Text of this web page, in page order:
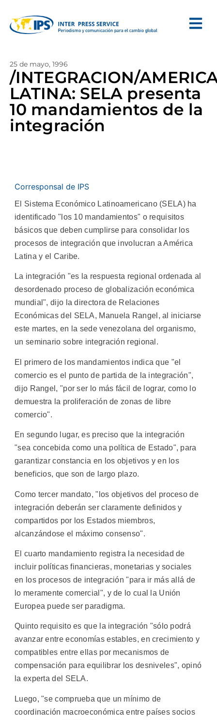
25 de mayo, 1996
/INTEGRACION/
LATINA: SELA presenta
10 mandamientos de la
integración
Corresponsal de IPS
El Sistema Económico Latinoamericano (SELA) ha
identificado "los 10 mandamientos" o requisitos
básicos que deben cumplirse para consolidar los
procesos de integración que involucran a América
Latina y el Caribe.
La integración "es la respuesta regional ordenada al
desordenado proceso de globalización económica
mundial", dijo la directora de Relaciones
Económicas del SELA, Manuela Rangel, al iniciarse
este martes, en la sede venezolana del organismo,
un seminario sobre integración regional.
El primero de los mandamientos indica que "el
comercio es el punto de partida de la integración",
dijo Rangel, "por ser lo más fácil de lograr, como lo
demuestra la proliferación de zonas de libre
comercio".
En segundo lugar, es preciso que la integración
"sea concebida como una política de Estado", para
garantizar constancia en los objetivos y en los
beneficios, que son de largo plazo.
Como tercer mandato, "los objetivos del proceso de
integración deberán ser claramente definidos y
compartidos por los Estados miembros,
alcanzándose el máximo consenso".
El cuarto mandamiento registra la necesidad de
incluir políticas financieras, monetarias y sociales
en los procesos de integración "para ir más allá de
lo meramente comercial", y de lo cual la Unión
Europea puede ser paradigma.
Quinto requisito es que la integración "sólo podrá
avanzar entre economías estables, en crecimiento y
compatibles entre ellas por mecanismos de
compensación para equilibrar los desniveles", opinó
la experta del SELA.
Luego, "se comprueba que un mínimo de
coordinación macroeconómica entre países socios